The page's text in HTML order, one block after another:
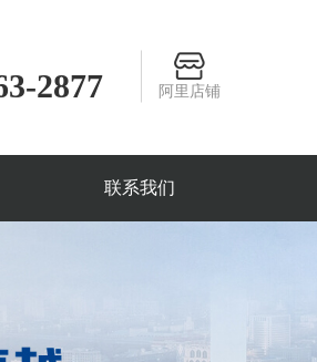
阿里店铺
2877
联系我们